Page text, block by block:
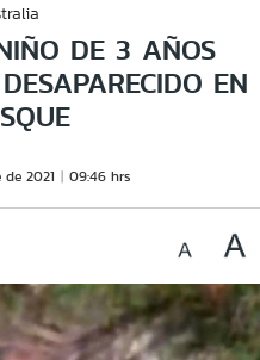
DE 3 AÑOS
EN
2021 09:46 hrs